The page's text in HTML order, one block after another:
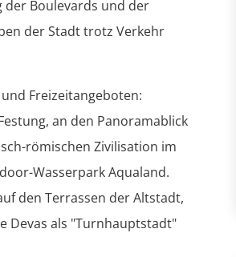
der Boulevards und der
der Stadt trotz Verkehr
Freizeitangeboten:
an den Panoramablick
römischen Zivilisation im
Wasserpark Aqualand.
den Terrassen der Altstadt,
Devas als "Turnhauptstadt"